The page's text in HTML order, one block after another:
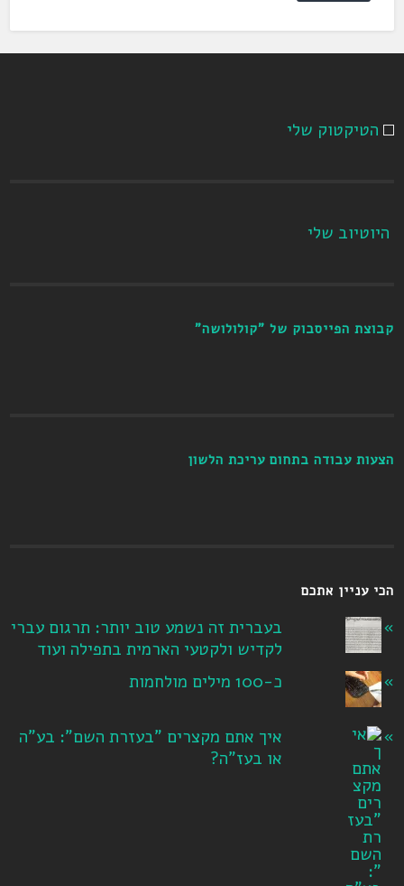
הטיקטוק שלי
היוטיוב שלי
קבוצת הפייסבוק של "קולולושה"
הצעות עבודה בתחום עריכת הלשון
הכי עניין אתכם
בעברית זה נשמע טוב יותר: תרגום עברי
לקדיש ולקטעי הארמית בתפילה ועוד
כ-100 מילים מולחמות
איך אתם מקצרים "בעזרת השם": בע"ה
או בעז"ה?